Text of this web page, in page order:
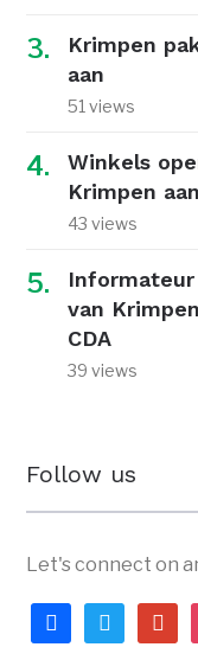
Krimpen
aan
51 views
Winkels
Krimpen
43 views
van
CDA
39 views
Follow us
Let's connect on
facebooktwitter google